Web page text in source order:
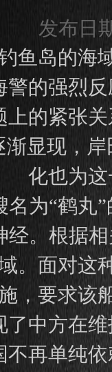
发布日
鱼岛的海
警的强烈
上的紧张
渐显现，
化也为
名为“鹤丸
经。根据
。面对这
，要求该
了中方在
不再单纯